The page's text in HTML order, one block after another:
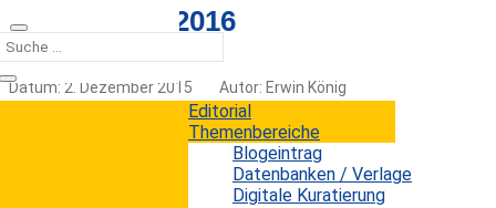
Editorial
Themenbereiche
Blogeintrag
Datenbanken / Verlage
Digitale Kuratierung
LEARNTEC 2016
Datum: 2. Dezember 2015
Autor: Erwin König
Vom 26. bis 28. Januar 2016 findet in Karlsruhe bereits